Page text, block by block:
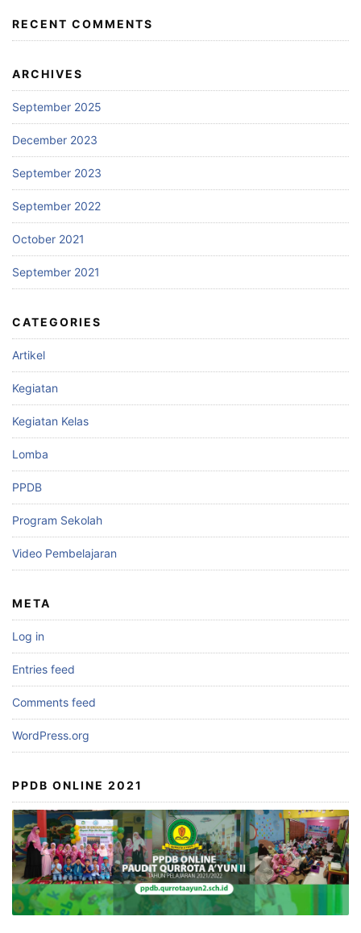
RECENT COMMENTS
ARCHIVES
September 2025
December 2023
September 2023
September 2022
October 2021
September 2021
CATEGORIES
Artikel
Kegiatan
Kegiatan Kelas
Lomba
PPDB
Program Sekolah
Video Pembelajaran
META
Log in
Entries feed
Comments feed
WordPress.org
PPDB ONLINE 2021